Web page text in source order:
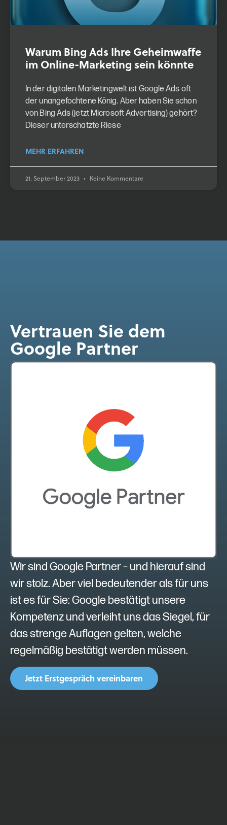
Warum Bing Ads Ihre Geheimwaffe
im Online-Marketing sein könnte
In der digitalen Marketingwelt ist Google Ads oft
der unangefochtene König. Aber haben Sie schon
von Bing Ads (jetzt Microsoft Advertising) gehört?
Dieser unterschätzte Riese
MEHR ERFAHREN
21. September 2023 Keine Kommentare
Vertrauen Sie dem
Google Partner
Wir sind Google Partner – und hierauf sind
wir stolz. Aber viel bedeutender als für uns
ist es für Sie: Google bestätigt unsere
Kompetenz und verleiht uns das Siegel, für
das strenge Auflagen gelten, welche
regelmäßig bestätigt werden müssen.
Jetzt Erstgespräch vereinbaren